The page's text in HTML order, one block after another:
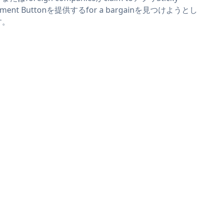
Buttonを提供するfor a bargainを見つけようとし